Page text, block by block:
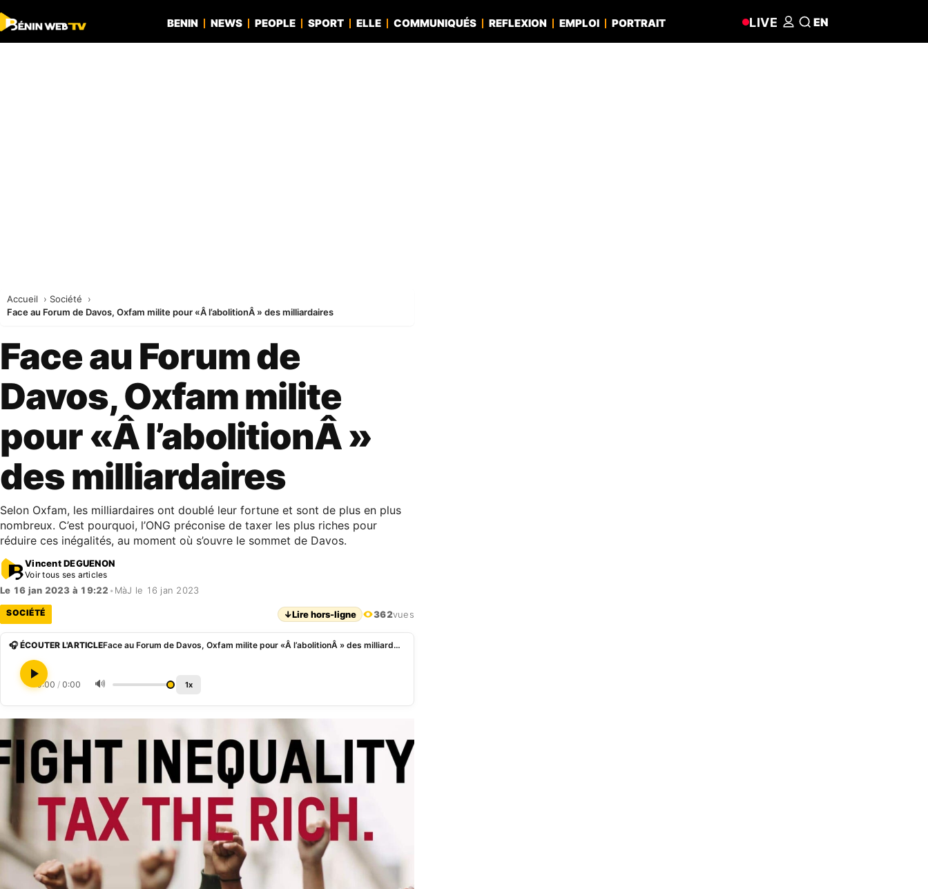
BENIN NEWS PEOPLE SPORT ELLE COMMUNIQUÉS REFLEXION EMPLOI PORTRAIT LIVE EN
Accueil
Société
Face au Forum de Davos, Oxfam milite pour «Â l’abolitionÂ » des milliardaires
Face au Forum de
Davos, Oxfam milite
pour «Â l’abolitionÂ »
des milliardaires
Selon Oxfam, les milliardaires ont doublé leur fortune et sont de plus en plus
nombreux. C’est pourquoi, l’ONG préconise de taxer les plus riches pour
réduire ces inégalités, au moment où s’ouvre le sommet de Davos.
Vincent DEGUENON
Voir tous ses articles
Le 16 jan 2023 à 19:22 • MàJ le 16 jan 2023
SOCIÉTÉ ↓Lire hors-ligne 362vues
🎧 ÉCOUTER L'ARTICLE Face au Forum de Davos, Oxfam milite pour «Â l’abolitionÂ » des milliardaires
0:00 / 0:00 🔊 1x